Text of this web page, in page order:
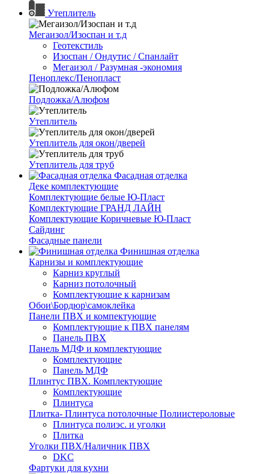
Утеплитель
Мегаизол/Изоспан и т.д
Геотекстиль
Изоспан / Ондутис / Спанлайт
Мегаизол / Разумная -экономия
Пеноплекс/Пенопласт
Подложка/Алюфом
Утеплитель
Утеплитель для окон/дверей
Утеплитель для труб
Фасадная отделка
Деке комплектующие
Комплектующие белые Ю-Пласт
Комплектующие ГРАНД ЛАЙН
Комплектующие Коричневые Ю-Пласт
Сайдинг
Фасадные панели
Финишная отделка
Карнизы и комплектующие
Карниз круглый
Карниз потолочный
Комплектующие к карнизам
Обои\Бордюр\самоклейка
Панели ПВХ и компектующие
Комплектующие к ПВХ панелям
Панель ПВХ
Панель МДФ и комплектующие
Комплектующие
Панель МДФ
Плинтус ПВХ. Комплектующие
Комплектующие
Плинтуса
Плитка- Плинтуса потолочные Полиистероловые
Плинтуса полиэс. и уголки
Плитка
Уголки ПВХ/Наличник ПВХ
DKC
Фартуки для кухни